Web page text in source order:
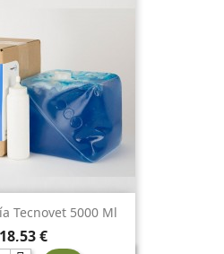
Tecnovet 5000 Ml
Precio
18,53 €